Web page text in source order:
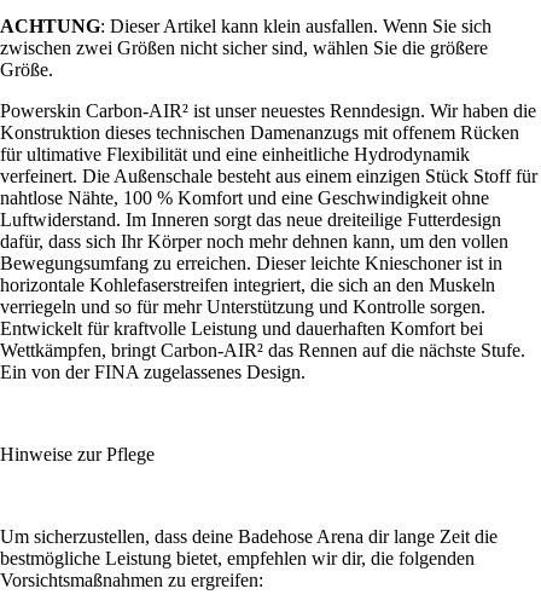
ACHTUNG: Dieser Artikel kann klein ausfallen. Wenn Sie sich
zwischen zwei Größen nicht sicher sind, wählen Sie die größere
Größe.
Powerskin Carbon-AIR² ist unser neuestes Renndesign. Wir haben die
Konstruktion dieses technischen Damenanzugs mit offenem Rücken
für ultimative Flexibilität und eine einheitliche Hydrodynamik
verfeinert. Die Außenschale besteht aus einem einzigen Stück Stoff für
nahtlose Nähte, 100 % Komfort und eine Geschwindigkeit ohne
Luftwiderstand. Im Inneren sorgt das neue dreiteilige Futterdesign
dafür, dass sich Ihr Körper noch mehr dehnen kann, um den vollen
Bewegungsumfang zu erreichen. Dieser leichte Knieschoner ist in
horizontale Kohlefaserstreifen integriert, die sich an den Muskeln
verriegeln und so für mehr Unterstützung und Kontrolle sorgen.
Entwickelt für kraftvolle Leistung und dauerhaften Komfort bei
Wettkämpfen, bringt Carbon-AIR² das Rennen auf die nächste Stufe.
Ein von der FINA zugelassenes Design.
Hinweise zur Pflege
Um sicherzustellen, dass deine Badehose Arena dir lange Zeit die
bestmögliche Leistung bietet, empfehlen wir dir, die folgenden
Vorsichtsmaßnahmen zu ergreifen: